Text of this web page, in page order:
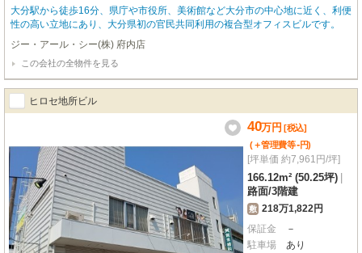
大分駅から徒歩16分、県庁や市役所、美術館など大分市の中心地に近く、利便
性の高い立地にあり、大分県初の官民共同利用の複合型オフィスビルです。
ジー・アール・シー(株) 府内店
この会社の全物件を見る
ヒロセ地所ビル
40万円 [税込]
(＋管理費等-円)
[坪単価 約7,961円/坪]
166.12m² (50.25坪)
路面/3階建
敷 218万1,822円
保証金
－
駐車場
あり